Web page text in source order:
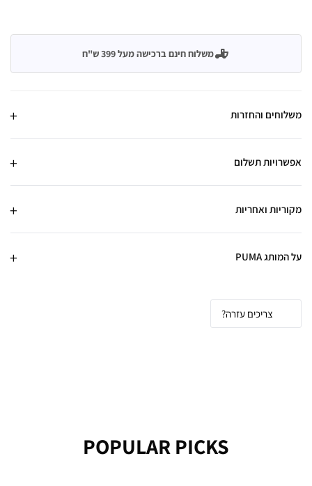
משלוח חינם ברכישה מעל 399 ש"ח
משלוחים והחזרות
אפשרויות תשלום
מקוריות ואחריות
על המותג PUMA
צריכים עזרה?
POPULAR PICKS